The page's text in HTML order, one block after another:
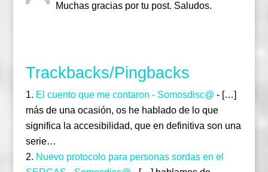
Muchas gracias por tu post. Saludos.
Trackbacks/Pingbacks
El cuento que me contaron - Somosdisc@ - […]
más de una ocasión, os he hablado de lo que
significa la accesibilidad, que en definitiva son una
serie…
Nuevo protocolo para personas sordas en el